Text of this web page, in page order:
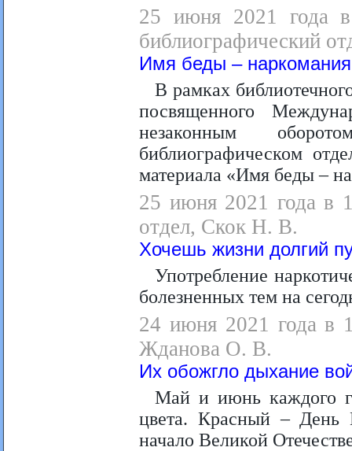
25 июня 2021 года в
библиографический
Имя беды – наркомания
В рамках
посвященного
незаконным
библиографическом
материала «Имя беды –
25 июня 2021 года в
отдел, Скок Н. В.
Хочешь жизни долгий
Употребление
болезненных тем на
24 июня 2021 года в
Жданова О. В.
Их обожгло дыхание
Май и июнь каждого
цвета. Красный –
начало Великой